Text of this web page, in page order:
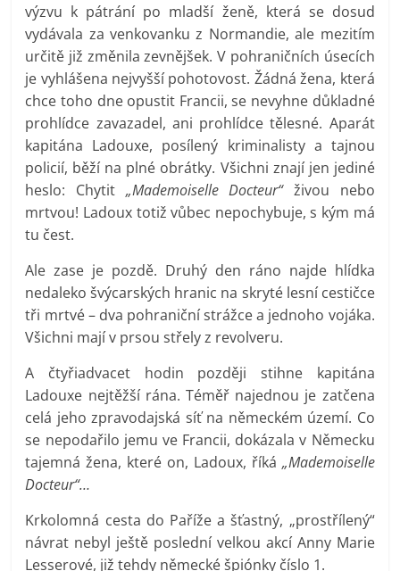
výzvu k pátrání po mladší ženě, která se dosud
vydávala za venkovanku z Normandie, ale mezitím
určitě již změnila zevnějšek. V pohraničních úsecích
je vyhlášena nejvyšší pohotovost. Žádná žena, která
chce toho dne opustit Francii, se nevyhne důkladné
prohlídce zavazadel, ani prohlídce tělesné. Aparát
kapitána Ladouxe, posílený kriminalisty a tajnou
policií, běží na plné obrátky. Všichni znají jen jediné
heslo: Chytit „Mademoiselle Docteur“živou nebo
mrtvou! Ladoux totiž vůbec nepochybuje, s kým má
tu čest.
Ale zase je pozdě. Druhý den ráno najde hlídka
nedaleko švýcarských hranic na skryté lesní cestičce
tři mrtvé – dva pohraniční strážce a jednoho vojáka.
Všichni mají v prsou střely z revolveru.
A čtyřiadvacet hodin později stihne kapitána
Ladouxe nejtěžší rána. Téměř najednou je zatčena
celá jeho zpravodajská síť na německém území. Co
se nepodařilo jemu ve Francii, dokázala v Německu
tajemná žena, které on, Ladoux, říká „Mademoiselle
Docteur“…
Krkolomná cesta do Paříže a šťastný, „prostřílený“
návrat nebyl ještě poslední velkou akcí Anny Marie
Lesserové, již tehdy německé špiónky číslo 1.